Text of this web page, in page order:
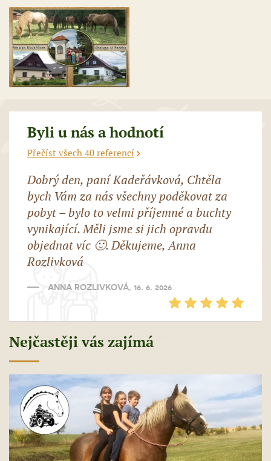
Byli u nás a hodnotí
Přečíst všech 40 referencí
Dobrý den, paní Kadeřávková, Chtěla
bych Vám za nás všechny poděkovat za
pobyt – bylo to velmi příjemné a buchty
vynikající. Měli jsme si jich opravdu
objednat víc 🙂. Děkujeme, Anna
Rozlivková
ANNA ROZLIVKOVÁ, 16. 6. 2026
Nejčastěji vás zajímá